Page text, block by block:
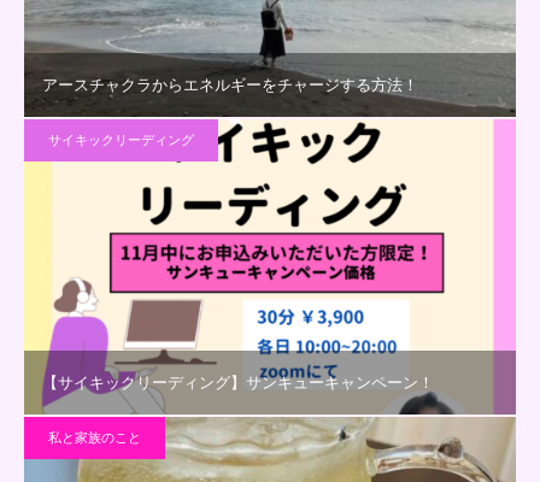
アースチャクラからエネルギーをチャージする方法！
サイキックリーディング
【サイキックリーディング】サンキューキャンペーン！
私と家族のこと